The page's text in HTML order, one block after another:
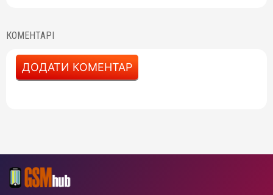
КОМЕНТАРІ
ДОДАТИ КОМЕНТАР